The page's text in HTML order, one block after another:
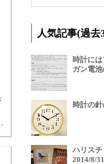
人気記事(過去
時計に
ガン電
時計の
ハリスチ
2014/8/31